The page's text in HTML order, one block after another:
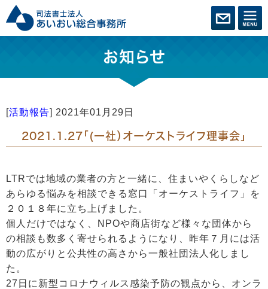
お知らせ
[活動報告] 2021年01月29日
2021.1.27「(一社）オーケストライフ理事会」
LTRでは地域の業者の方と一緒に、住まいやくらしなど
あらゆる悩みを相談できる窓口「オーケストライフ」を
２０１８年に立ち上げました。
個人だけではなく、NPOや商店街など様々な団体から
の相談も数多く寄せられるようになり、昨年７月には活
動の広がりと公共性の高さから一般社団法人化しまし
た。
27日に新型コロナウィルス感染予防の観点から、オンラ